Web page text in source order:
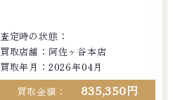
査定時の状態：
買取店舗：阿佐ヶ谷本店
買取年月：2026年04月
買取金額：
835,350円